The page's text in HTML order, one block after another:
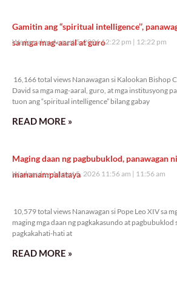
Gamitin ang “spiritual intelligence’’,
sa mga mag-aaral at guro
Wednesday, August 5, 2026 12:22 pm 12:22 pm
16,166 total views Nanawagan si Kalookan Bishop
David sa mga mag-aaral, guro, at mga institusyong
tuon ang “spiritual intelligence” bilang gabay
READ MORE »
Maging daan ng pagbubuklod, panawagan
mananampalataya
Wednesday, August 5, 2026 11:56 am 11:56 am
10,579 total views Nanawagan si Pope Leo XIV sa
maging mga daan ng pagkakasundo at pagbubuklod
pagkakahati-hati at
READ MORE »